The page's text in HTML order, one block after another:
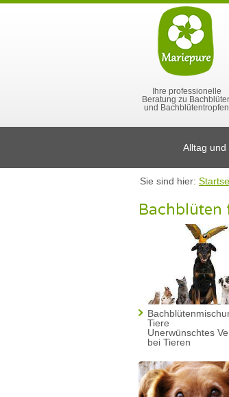
Ihre professionelle
Beratung zu
und Bachblütentropfen
Alltag und
Sie sind hier:
Bachblüten
Tiere
Unerwünschtes
bei Tieren